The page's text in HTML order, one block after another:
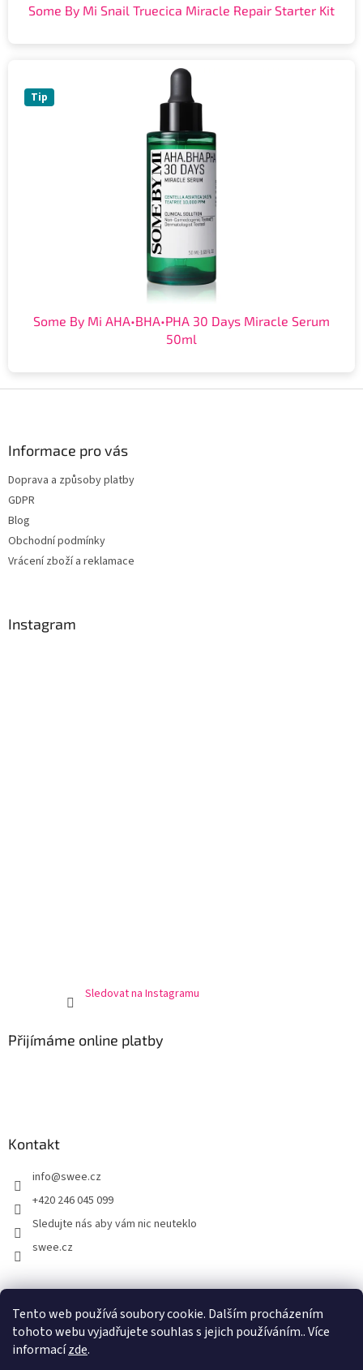
Tento web používá soubory cookie. Dalším procházením
tohoto webu vyjadřujete souhlas s jejich používáním.. Více
informacízde.
Some By Mi Snail Truecica Miracle Repair Starter Kit
Tip
Some By Mi AHA•BHA•PHA 30 Days Miracle Serum
50ml
Informace pro vás
Doprava a způsoby platby
GDPR
Blog
Obchodní podmínky
Vrácení zboží a reklamace
Instagram
Sledovat na Instagramu
Přijímáme online platby
Kontakt
info@swee.cz
+420 246 045 099
Sledujte nás aby vám nic neuteklo
swee.cz